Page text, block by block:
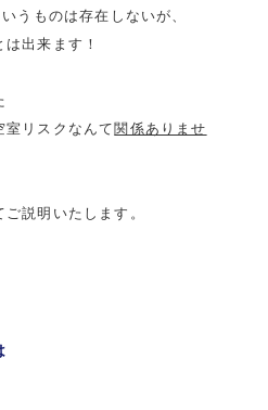
うものは存在しないが、
出来ます！
室リスクなんて 関係ありませ
説明いたします。